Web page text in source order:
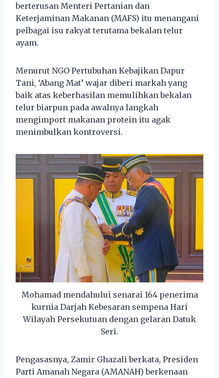
berterusan Menteri Pertanian dan
Keterjaminan Makanan (MAFS) itu menangani
pelbagai isu rakyat terutama bekalan telur
ayam.
Menurut NGO Pertubuhan Kebajikan Dapur
Tani, ‘Abang Mat’ wajar diberi markah yang
baik atas keberhasilan memulihkan bekalan
telur biarpun pada awalnya langkah
mengimport makanan protein itu agak
menimbulkan kontroversi.
Mohamad mendahului senarai 164 penerima
kurnia Darjah Kebesaran sempena Hari
Wilayah Persekutuan dengan gelaran Datuk
Seri.
Pengasasnya, Zamir Ghazali berkata, Presiden
Parti Amanah Negara (AMANAH) berkenaan